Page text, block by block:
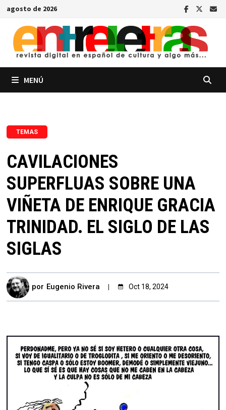
Saltar
contenido
agosto de 2026
MENÚ
TEMAS
CAVILACIONES
SUPERFLUAS SOBRE UNA
VIÑETA DE ENRIQUE GRACIA
TRINIDAD. EL SIGLO DE LAS
SIGLAS
por Eugenio Rivera Oct 18, 2024